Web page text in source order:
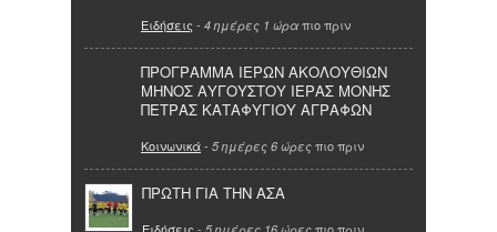
Ειδήσεις - 4 ημέρες 1 ώρα πιο πριν
ΠΡΟΓΡΑΜΜΑ ΙΕΡΩΝ ΑΚΟΛΟΥΘΙΩΝ
ΜΗΝΟΣ ΑΥΓΟΥΣΤΟΥ ΙΕΡΑΣ ΜΟΝΗΣ
ΠΕΤΡΑΣ ΚΑΤΑΦΥΓΙΟΥ ΑΓΡΑΦΩΝ
Κοινωνικά- 5 ημέρες 6 ώρες πιο πριν
ΠΡΩΤΗ ΓΙΑ ΤΗΝ ΑΣΑ